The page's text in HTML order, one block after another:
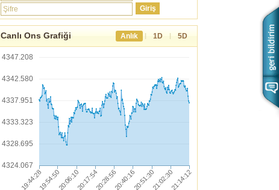
Şifre
Canlı Ons Grafiği Anlık | 1D | 5D
4347.208
4342.580
4337.951
4333.323
4328.695
4324.067